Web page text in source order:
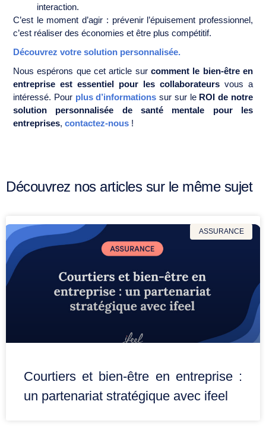
interaction.
C’est le moment d’agir : prévenir l’épuisement professionnel,
c’est réaliser des économies et être plus compétitif.
Découvrez votre solution personnalisée.
Nous espérons que cet article sur comment le bien-être en
entreprise est essentiel pour les collaborateurs vous a
intéressé. Pour plus d’informations sur sur le ROI de notre
solution personnalisée de santé mentale pour les
entreprises, contactez-nous !
Découvrez nos articles sur le même sujet
ASSURANCE
Courtiers et bien-être en entreprise :
un partenariat stratégique avec ifeel